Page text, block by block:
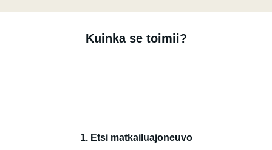
Kuinka se toimii?
1. Etsi matkailuajoneuvo